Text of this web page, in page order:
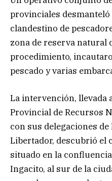
provinciales
clandestino de
zona de reserva natural
procedimiento,
pescado y varias
La intervención, llevada
Provincial de Recursos
con sus delegaciones de
Libertador, descubrió el
situado en la
Ingacito, al sur de la